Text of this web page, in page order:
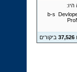
b-s
37,526 ביקורים